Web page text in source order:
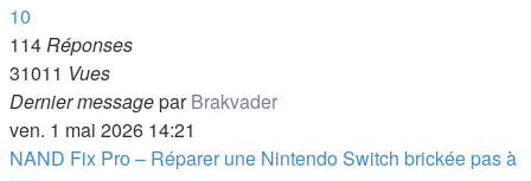
10
114Réponses
31011 Vues
Dernier messageparBrakvader
ven. 1 mai 2026 14:21
NAND Fix Pro – Réparer une Nintendo Switch brickée pas à